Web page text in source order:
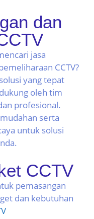
dan
jasa
CCTV?
yang tepat
oleh tim
profesional.
serta
untuk solusi
CCTV
pemasangan
dan kebutuhan